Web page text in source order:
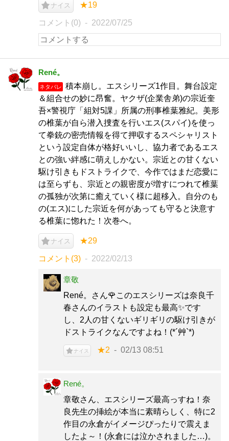
ナイス ★19
コメント(0) 2022/07/25
René。
ネタバレ
積本崩し。エスシリーズ1作目。舞台設定
＆組合せの妙に昂奮。ヤクザ(企業舎弟)の宗近奎
吾×警視庁「組対5課」所属の刑事椎葉雅紀。美形
の椎葉が自ら潜入捜査を行いエス(スパイ)を使っ
て拳銃の密売情報を得て押収するスペシャリスト
という設定自体が格好いいし、協力者であるエス
との強い絆感に萌えしかない。宗近との甘くない
駆け引きもドストライクで、今作ではまだ恋愛に
は至らずも、宗近との親密度が増すにつれて椎葉
の孤独が次第に癒えていく様に超移入。自分のも
の(エス)にした宗近を何があっても守ると決意す
る椎葉に惚れた！次巻へ。
ナイス ★29
コメント(3) 2022/02/13
章敬
René。さん🌹このエスシリーズは奈良千
春さんのイラストも設定も最高✨です
し、2人の甘くないギリギリの駆け引きが
ドストライクなんですよね！(*´艸`*)
ナイス ★2 02/13 08:51
René。
章敬さん、エスシリーズ最高っすね！奈
良先生の挿絵が本当に素晴らしく、特に2
作目の永倉がイメージぴったりで震えま
したよ～！(永倉には泣かされました…)。